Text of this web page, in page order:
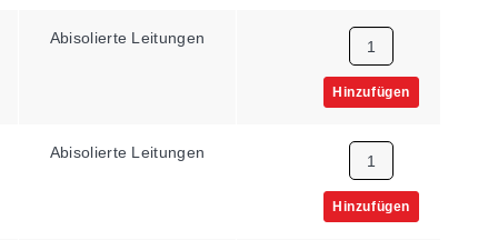
Abisolierte Leitungen 10000 Ω
Hinzufügen
Abisolierte Leitungen 10000 Ω
Hinzufügen